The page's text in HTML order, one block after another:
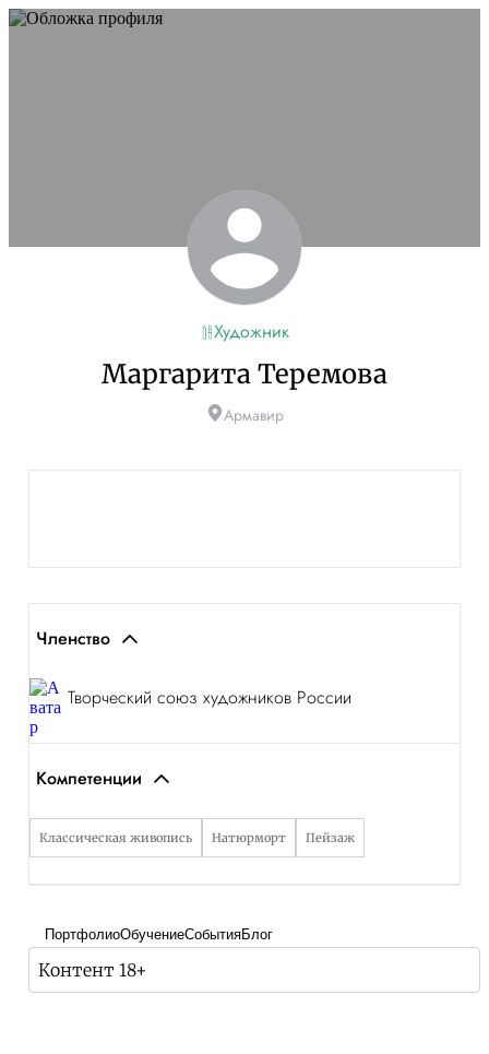
Художник
Маргарита Теремова
Армавир
Членство
Творческий союз художников России
Компетенции
Классическая живопись Натюрморт Пейзаж
ПортфолиоОбучениеСобытияБлог
Контент 18+